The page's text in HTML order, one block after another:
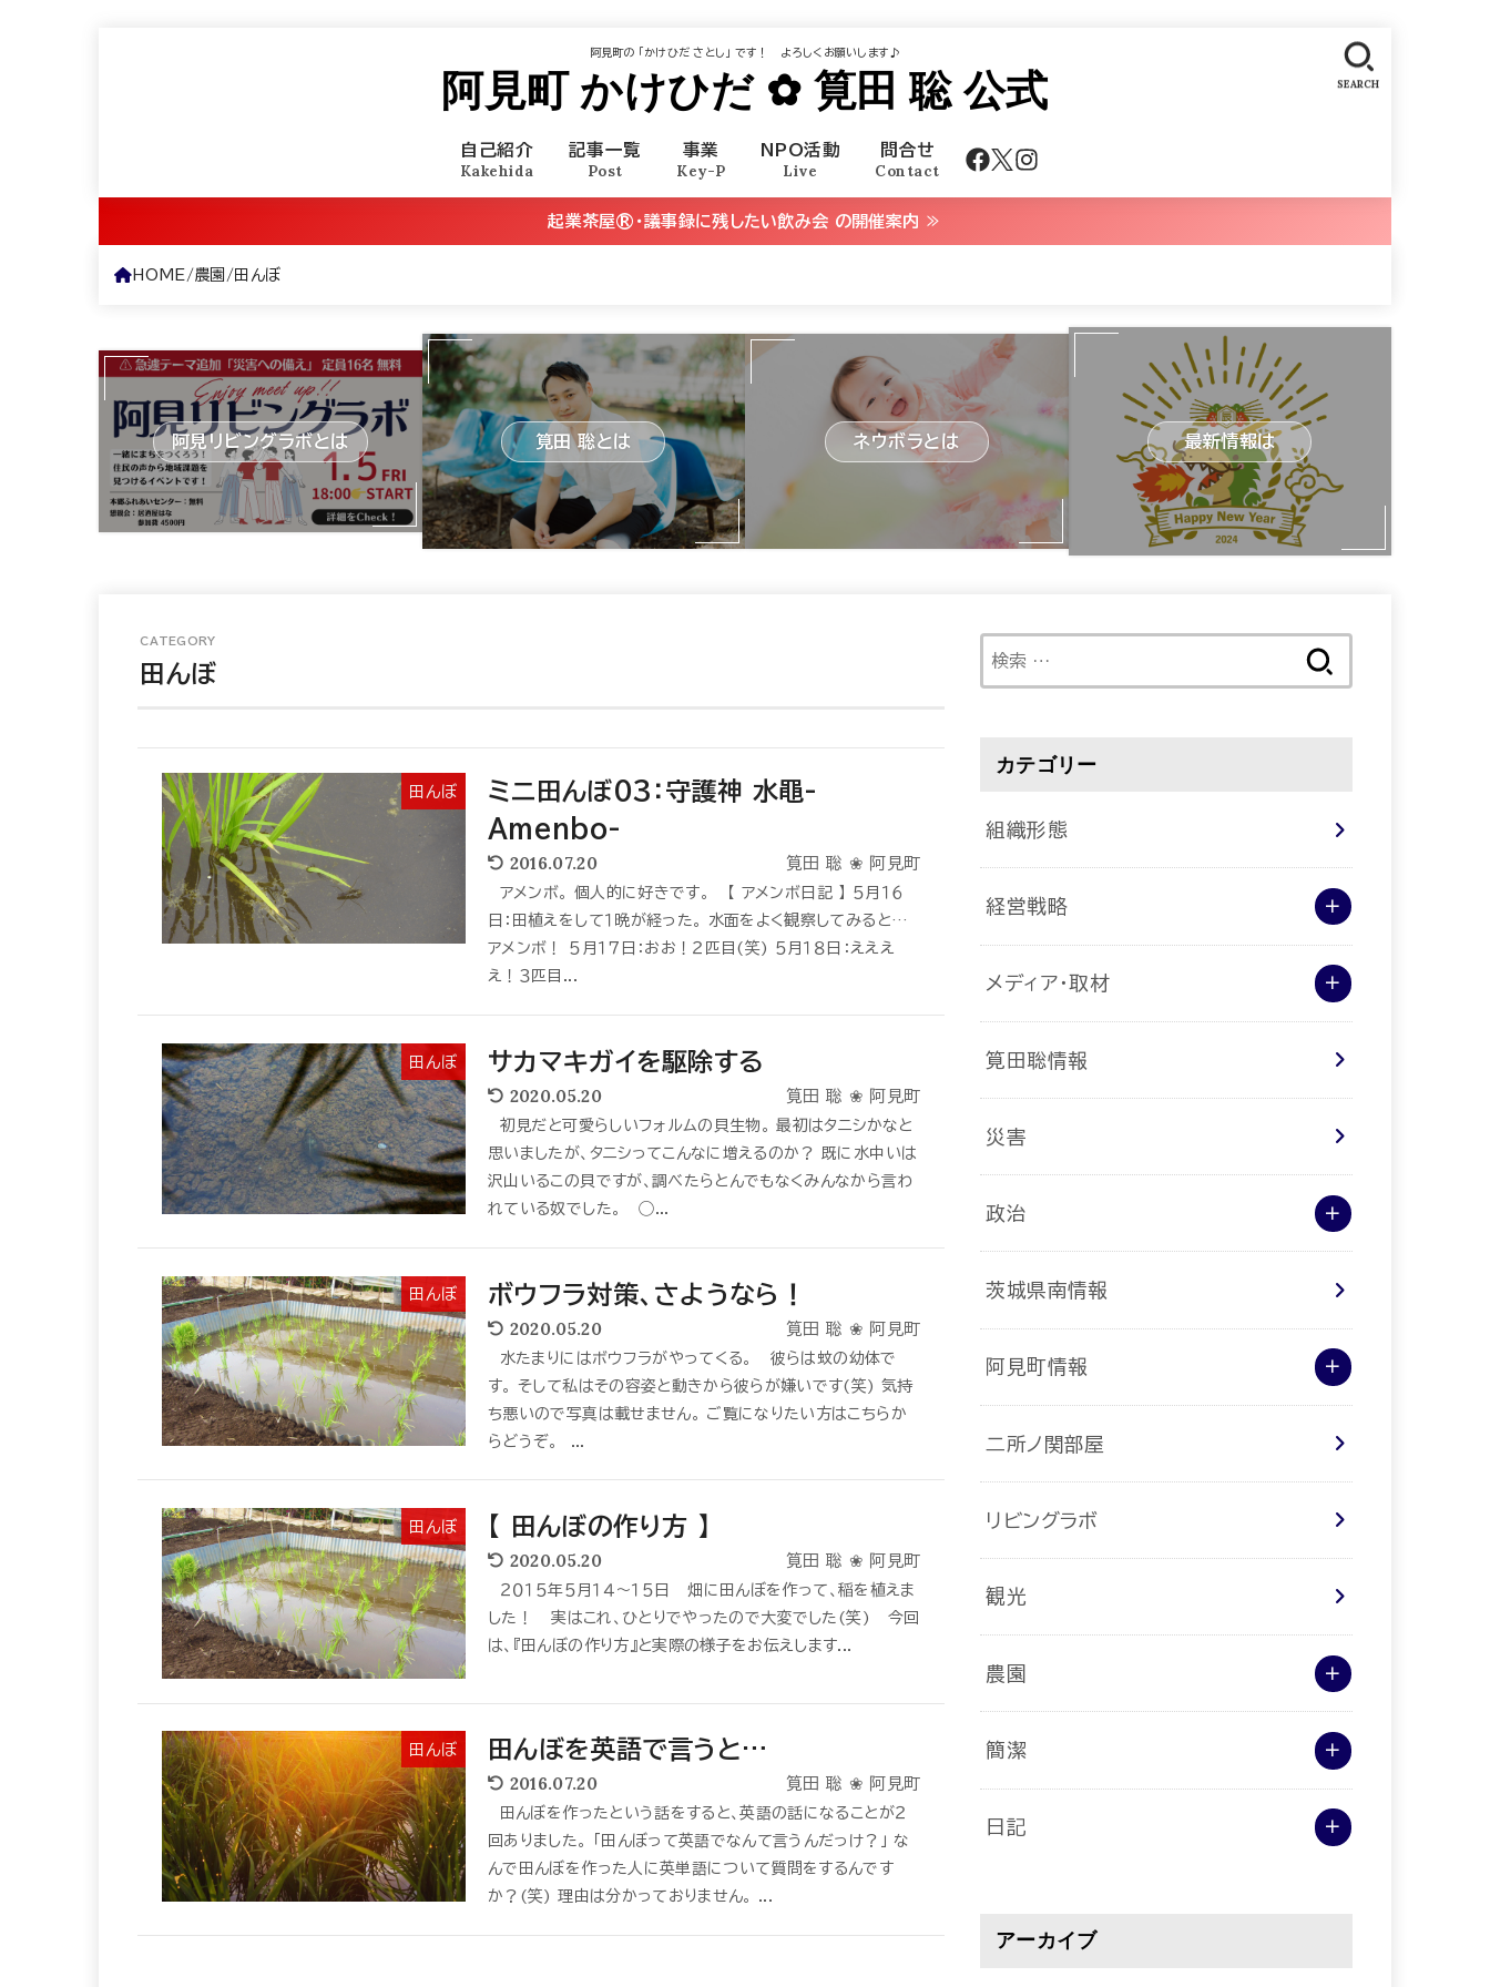
阿見町の ｢かけひだ さとし｣ です！ よろしくお願いします♪
阿見町 かけひだ ✿ 筧田 聡 公式
自己紹介
Kakehida
記事一覧
Post
事業
Key-P
NPO活動
Live
問合せ
Contact
SEARCH
起業茶屋®・議事録に残したい飲み会 の開催案内 ≫
HOME 農園 田んぼ
阿見リビングラボとは 筧田 聡とは ネウボラとは 最新情報は
田んぼ
田んぼ
ミニ田んぼ03：守護神 水黽-
Amenbo-
2016.07.20 筧田 聡 ❀ 阿見町
アメンボ。 個人的に好きです。 【 アメンボ日記 】 ５月１６
日：田植えをして１晩が経った。 水面をよく観察してみると…
アメンボ！ ５月１７日：おお！２匹目(笑) ５月１８日：えええ
え！３匹目...
田んぼ サカマキガイを駆除する
2020.05.20 筧田 聡 ❀ 阿見町
初見だと可愛らしいフォルムの貝生物。 最初はタニシかなと
思いましたが、タニシってこんなに増えるのか？ 既に水中いは
沢山いるこの貝ですが、調べたらとんでもなくみんなから言わ
れている奴でした。 ◯...
田んぼ ボウフラ対策、さようなら！
2020.05.20 筧田 聡 ❀ 阿見町
水たまりにはボウフラがやってくる。 彼らは蚊の幼体で
す。 そして私はその容姿と動きから彼らが嫌いです(笑) 気持
ち悪いので写真は載せません。 ご覧になりたい方はこちらか
らどうぞ。 ...
田んぼ 【 田んぼの作り方 】
2020.05.20 筧田 聡 ❀ 阿見町
２０１５年５月１４〜１５日 畑に田んぼを作って、稲を植えま
した！ 実はこれ、ひとりでやったので大変でした(笑) 今回
は、『田んぼの作り方』と実際の様子をお伝えします...
田んぼ 田んぼを英語で言うと…
2016.07.20 筧田 聡 ❀ 阿見町
田んぼを作ったという話をすると、英語の話になることが２
回ありました。 「田んぼって英語でなんて言うんだっけ？」 な
んで田んぼを作った人に英単語について質問をするんです
か？(笑) 理由は分かっておりません。 ...
索:
カテゴリー
組織形態
経営戦略
メディア･取材
筧田聡情報
災害
政治
茨城県南情報
阿見町情報
二所ノ関部屋
リビングラボ
観光
農園
簡潔
日記
アーカイブ